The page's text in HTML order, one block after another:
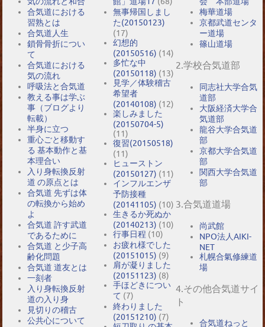
合気道における
習熟とは
合気道人生
鎖骨骨折につい
て
合気道における
気の流れ
呼吸法と合気道
教える事は学ぶ
事（ブログより
転載）
半身に立つ
重心ごと移動す
る 基本動作と基
本理合い
入り身転換反射
道 の原点とは
合気道 先ずは体
の転換から始め
よ
合気道 許す武道
であるために
合気道 と少子高
齢化問題
合気道 道友とは
一刻者
入り身転換反射
道の入り身
見切りの稽古
公共心について
無事帰国しまし
た(20150123)
(17)
幻想的
(20150516) (14)
多忙な中
(20150118) (13)
見学／体験稽古
希望者
(20140108) (12)
楽しみました
(20150704-5)
(11)
復習(20150518)
(11)
ヒューストン
(20150127) (11)
インフルエンザ
予防接種
(20141105) (10)
生きるか死ぬか
(20140213) (10)
行事日程 (10)
お疲れ様でした
(20151015) (9)
肩が凝りました
(20151123) (8)
手ほどきについ
て (7)
終わりました
(20151210) (7)
梅華道場
京都武道センタ
ー道場
篠山道場
2.学校合気道部
同志社大学合気
道部
大阪経済大学合
気道部
龍谷大学合気道
部
京都大学合気道
部
関西大学合気道
部
3.合気道道場
尚武館
NPO法人AIKI-
NET
札幌合氣修練道
場
4.その他合気道サイ
ト
合気道ねっと